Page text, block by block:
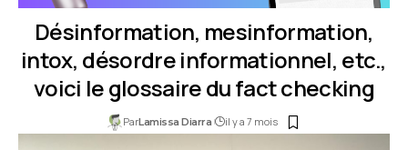
Désinformation, mesinformation,
intox, désordre informationnel, etc.,
voici le glossaire du fact checking
ParLamissa Diarra il y a 7 mois